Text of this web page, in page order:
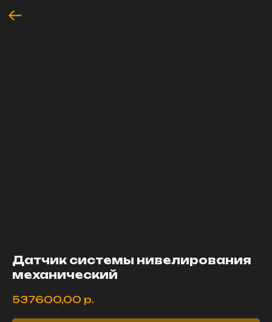
Датчик системы нивелирования
механический
537600,00 р.